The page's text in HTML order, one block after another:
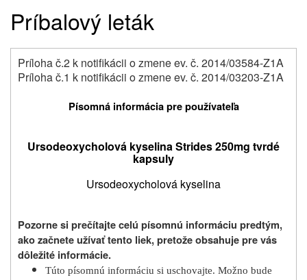
Príbalový leták
Príloha č.2 k notifikácii o zmene ev. č. 2014/03584-Z1A
Príloha č.1 k notifikácii o zmene ev. č. 2014/03203-Z1A
Písomná informácia pre používateľa
Ursodeoxycholová kyselina Strides 250mg tvrdé
kapsuly
Ursodeoxycholová kyselina
Pozorne si prečítajte celú písomnú informáciu predtým,
ako začnete užívať tento liek, pretože obsahuje pre vás
dôležité informácie.
Túto písomnú informáciu si uschovajte. Možno bude